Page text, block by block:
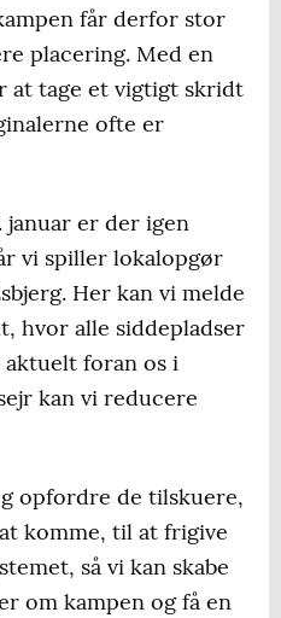
får derfor stor
placering. Med en
at tage et vigtigt skridt
ofte er
januar er der igen
vi spiller lokalopgør
Her kan vi melde
hvor alle siddepladser
aktuelt foran os i
kan vi reducere
opfordre de tilskuere,
komme, til at frigive
så vi kan skabe
om kampen og få en